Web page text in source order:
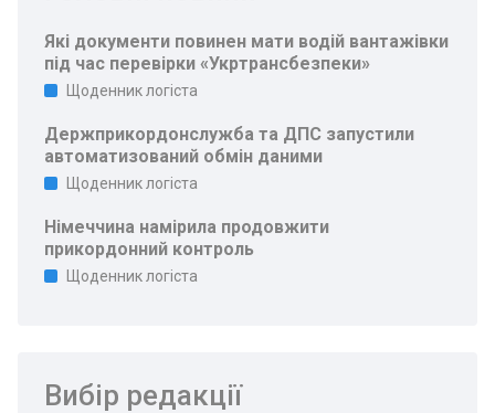
Які документи повинен мати водій вантажівки
під час перевірки «Укртрансбезпеки»
Щоденник логіста
Держприкордонслужба та ДПС запустили
автоматизований обмін даними
Щоденник логіста
Німеччина намірила продовжити
прикордонний контроль
Щоденник логіста
Вибір редакції